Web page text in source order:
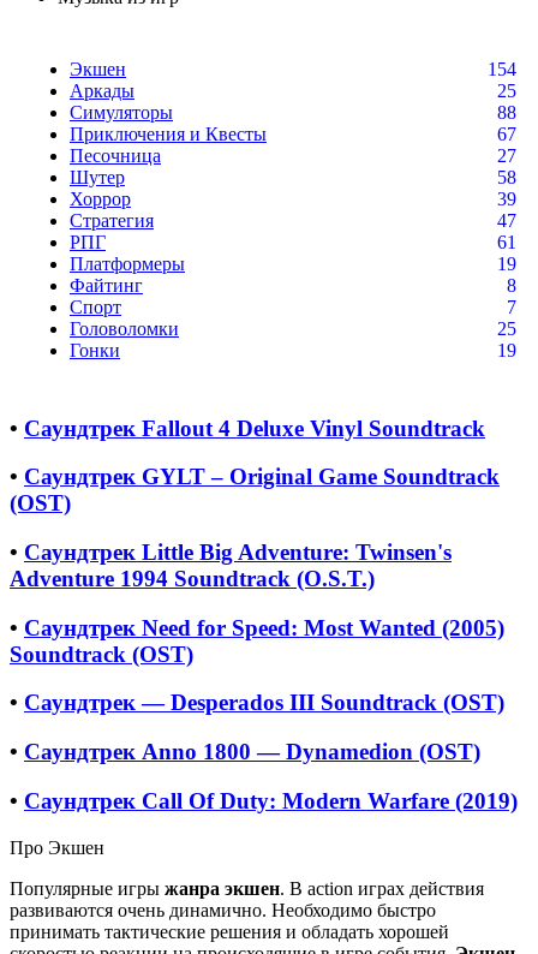
Экшен
154
Аркады
25
Симуляторы
88
Приключения и Квесты
67
Песочница
27
Шутер
58
Хоррор
39
Стратегия
47
РПГ
61
Платформеры
19
Файтинг
8
Спорт
7
Головоломки
25
Гонки
19
• Саундтрек Fallout 4 Deluxe Vinyl Soundtrack
• Саундтрек GYLT – Original Game Soundtrack
(OST)
• Саундтрек Little Big Adventure: Twinsen's
Adventure 1994 Soundtrack (O.S.T.)
• Саундтрек Need for Speed: Most Wanted (2005)
Soundtrack (OST)
• Саундтрек — Desperados III Soundtrack (OST)
• Саундтрек Anno 1800 — Dynamedion (OST)
• Саундтрек Call Of Duty: Modern Warfare (2019)
Про Экшен
Популярные игры жанра экшен. В action играх действия
развиваются очень динамично. Необходимо быстро
принимать тактические решения и обладать хорошей